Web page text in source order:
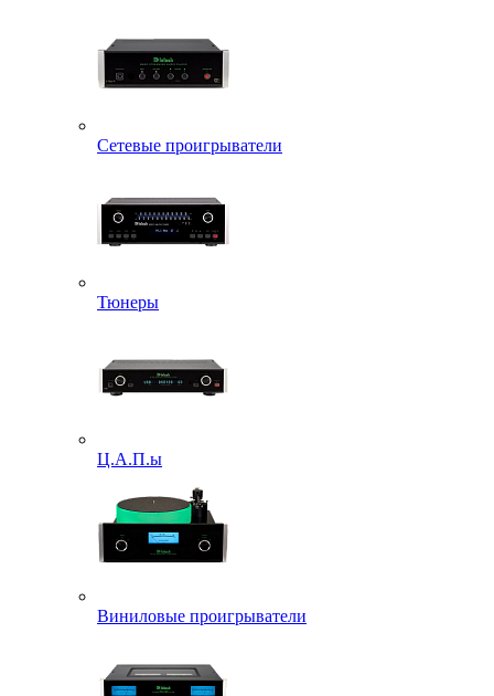
Сетевые проигрыватели
Тюнеры
Ц.А.П.ы
Виниловые проигрыватели